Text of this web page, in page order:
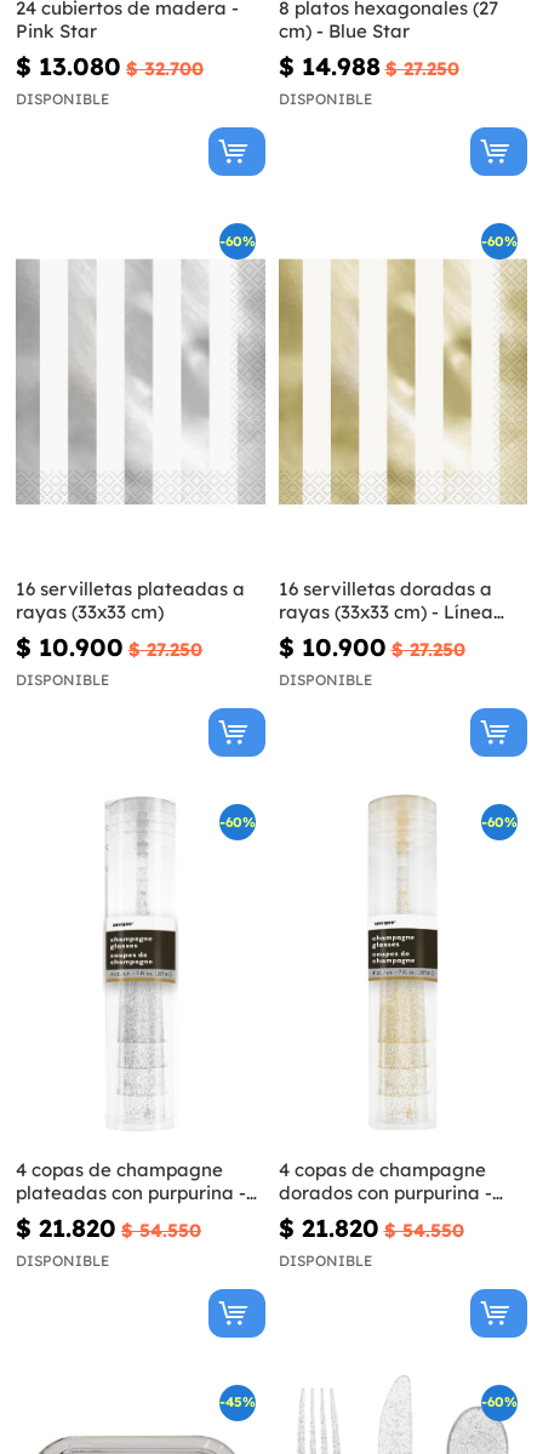
24 cubiertos de madera -
Pink Star
$ 13.080 $ 32.700
DISPONIBLE
8 platos hexagonales (27
cm) - Blue Star
$ 14.988 $ 27.250
DISPONIBLE
-60%
16 servilletas plateadas a
rayas (33x33 cm)
$ 10.900 $ 27.250
DISPONIBLE
-60%
16 servilletas doradas a
rayas (33x33 cm) - Línea
Colores Básicos
$ 10.900 $ 27.250
DISPONIBLE
-60%
4 copas de champagne
plateadas con purpurina -
Línea Colores Básicos
$ 21.820 $ 54.550
DISPONIBLE
-60%
4 copas de champagne
dorados con purpurina -
Basic Christmas
$ 21.820 $ 54.550
DISPONIBLE
-45% -60%